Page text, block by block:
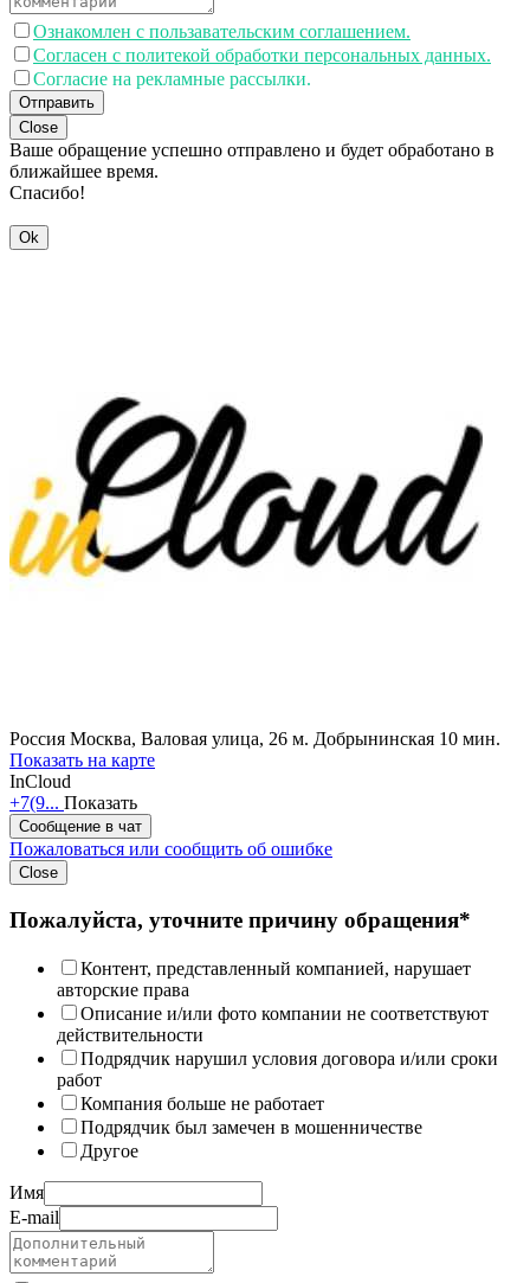
Ознакомлен с пользавательским соглашением.
Согласен с политекой обработки персональных данных.
Согласие на рекламные рассылки.
Отправить
Close
Ваше обращение успешно отправлено и будет обработано в
ближайшее время.
Спасибо!
Ok
Россия Москва, Валовая улица, 26 м. Добрынинская 10 мин.
Показать на карте
InCloud
+7(9... Показать
Сообщение в чат
Пожаловаться или сообщить об ошибке
Close
Пожалуйста, уточните причину обращения*
Контент, представленный компанией, нарушает
авторские права
Описание и/или фото компании не соответствуют
действительности
Подрядчик нарушил условия договора и/или сроки
работ
Компания больше не работает
Подрядчик был замечен в мошенничестве
Другое
Имя
E-mail